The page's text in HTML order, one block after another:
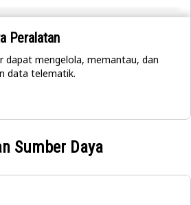
Peralatan
dapat mengelola, memantau, dan
data telematik.
Sumber Daya